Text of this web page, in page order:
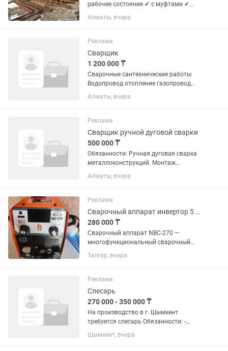
рабочее состояние ✔ с муфтами ✔
резка по размеру ✔ сварочные работы
Самовывоз
Алматы, вчера
Реклама
Сварщик
1 200 000 ₸
Сварочные сантехнические работы
Водопровод отопление газопровод
ворота заборы навесы другие
конструкции Требуется сварщик на
Алматы, вчера
Реклама
Сварщик ручной дуговой сварки
500 000 ₸
Обязанности: Ручная дуговая сварка
металлоконструкций. Монтаж
металлоконструкций. Выполнение
сварочных работ на объекте.
Алматы, вчера
Реклама
Сварочный аппарат инвертор 5 в 1, плазменный резак
280 000 ₸
Сварочный аппарат NBC-270 —
многофункциональный сварочный
комплекс 5 в одном, имеет также
функцию плазменного резака от 0,8-12
полуавтоматической сварки, ручной...
Талгар, вчера
Реклама
Слесарь
270 000 - 350 000 ₸
На производство в г. Шымкент
требуется слесарь Обязанности: -
Сборка узлов и элементарных/
сложных металлоконструкций по
Шымкент, вчера